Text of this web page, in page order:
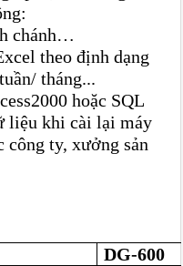
chánh…
theo định dạng
tháng...
hoặc SQL
liệu khi cài lại máy
công ty, xưởng sản
DG-600